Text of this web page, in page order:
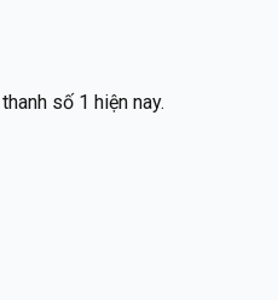
số 1 hiện nay.